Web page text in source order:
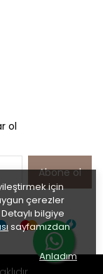
için
çerezler
bilgiye
sayfamızdan
Anladım
ol
Abone ol